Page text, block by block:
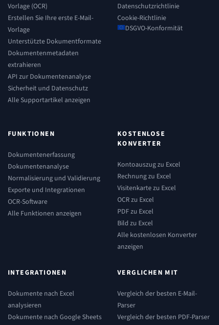
Vorlage (OCR)
Erstellen Sie Ihre erste E-Mail-
Vorlage
Unterstützte Dokumentformate
Dokumentenmetadaten
extrahieren
API zur Dokumentenanalyse
Sicherheit und Datenschutz
Alle Supportartikel anzeigen
Datenschutzrichtlinie
Cookie-Richtlinie
DSGVO-Konformität
FUNKTIONEN
Dokumentenerfassung
Dokumentenanalyse
Normalisierung und Validierung
Exporte und Integrationen
OCR-Software
Alle Funktionen anzeigen
KOSTENLOSE
KONVERTER
Kontoauszug zu Excel
Rechnung zu Excel
Visitenkarte zu Excel
OCR zu Excel
PDF zu Excel
Bild zu Excel
Alle kostenlosen Konverter
anzeigen
INTEGRATIONEN
Dokumente nach Excel
analysieren
Dokumente nach Google Sheets
VERGLICHEN MIT
Vergleich der besten E-Mail-
Parser
Vergleich der besten PDF-Parser